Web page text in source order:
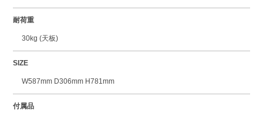
耐荷重
30kg (天板)
SIZE
W587mm D306mm H781mm
付属品